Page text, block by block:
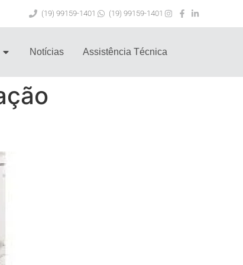
(19) 99159-1401 (19) 99159-1401
Notícias Assistência Técnica